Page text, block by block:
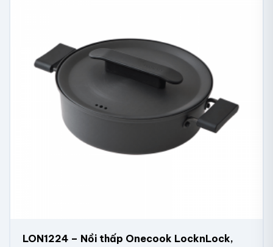
LON1224 – Nồi thấp Onecook LocknLock,